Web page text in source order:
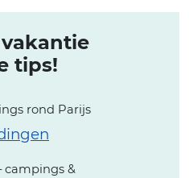
tips!
rond Parijs
campings &